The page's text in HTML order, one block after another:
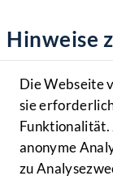
Hilfe
Benutzer
MENÜ
Hinweise
Die Webseite
sie
Funktionalität.
anonyme
zu